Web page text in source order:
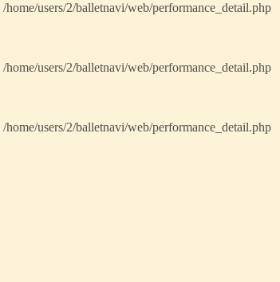
/home/users/2/balletnavi/web/performance_detail.php
/home/users/2/balletnavi/web/performance_detail.php
/home/users/2/balletnavi/web/performance_detail.php